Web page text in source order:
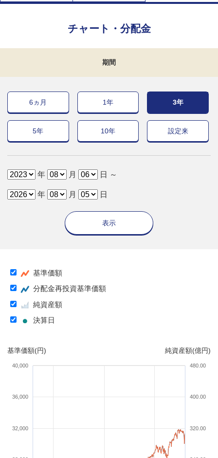
チャート・分配金
期間
6ヵ月 1年 3年
5年 10年 設定来
年 月 日 ～
年 月 日
表示
基準価額
分配金再投資基準価額
純資産額
決算日
基準価額(円) 純資産額(億円)
32,000
36,000
40,000
400.00
320.00
480.00